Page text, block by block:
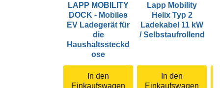
LAPP MOBILITY
DOCK - Mobiles
EV Ladegerät für
die
Haushaltssteckd
ose
Lapp Mobility
Helix Typ 2
Ladekabel 11 kW
/ Selbstaufrollend
In den
Einkaufswagen
In den
Einkaufswagen